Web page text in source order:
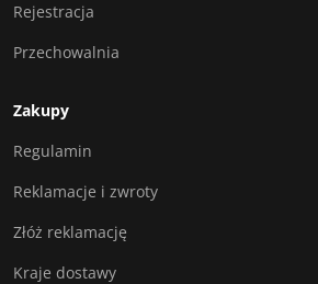
Rejestracja
Przechowalnia
Zakupy
Regulamin
Reklamacje i zwroty
Złóż reklamację
Kraje dostawy